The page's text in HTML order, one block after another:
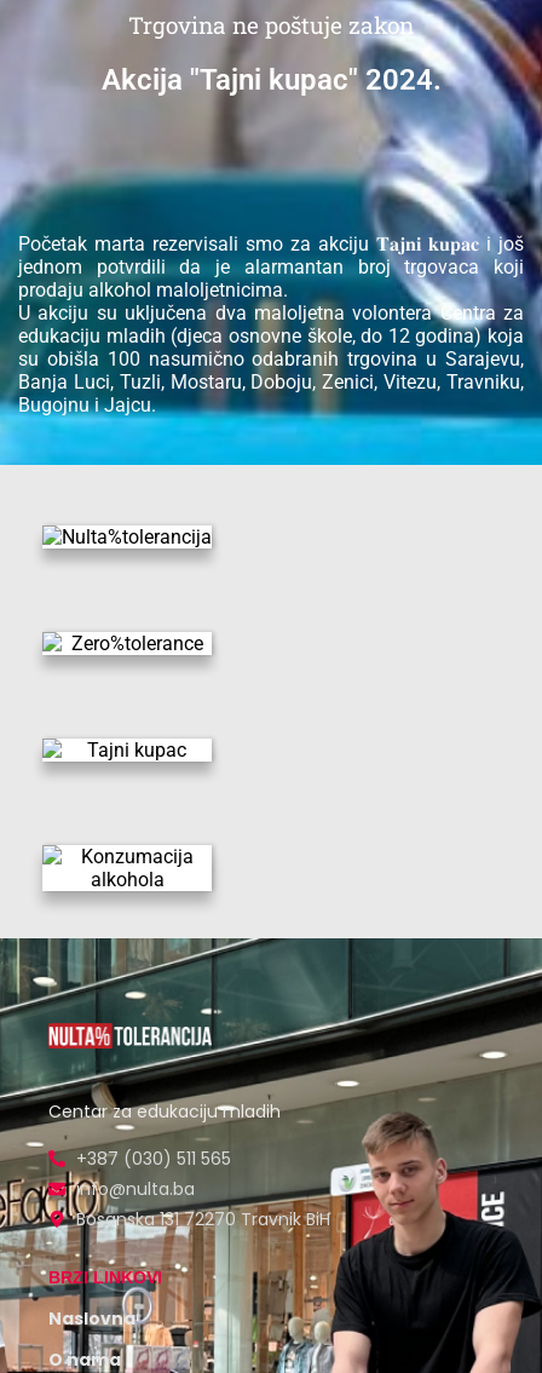
Trgovina ne poštuje zakon
Akcija "Tajni kupac" 2024.
Početak marta rezervisali smo za akciju 𝐓𝐚𝐣𝐧𝐢 𝐤𝐮𝐩𝐚𝐜 i još
jednom potvrdili da je alarmantan broj trgovaca koji
prodaju alkohol maloljetnicima.
U akciju su uključena dva maloljetna volontera Centra za
edukaciju mladih (djeca osnovne škole, do 12 godina) koja
su obišla 100 nasumično odabranih trgovina u Sarajevu,
Banja Luci, Tuzli, Mostaru, Doboju, Zenici, Vitezu, Travniku,
Bugojnu i Jajcu.
Centar za edukaciju mladih
+387 (030) 511 565
info@nulta.ba
Bosanska 131 72270 Travnik BiH
BRZI LINKOVI
Naslovna
O nama